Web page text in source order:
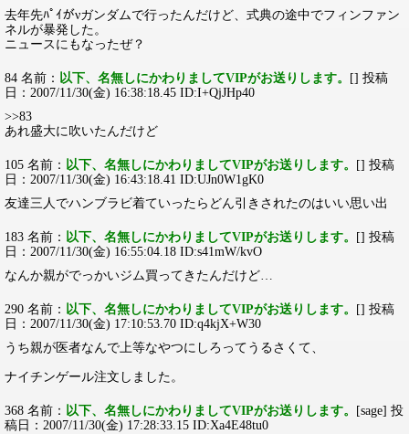
去年先ﾊﾟｲがνガンダムで行ったんだけど、式典の途中でフィンファン
ネルが暴発した。
ニュースにもなったぜ？
84 名前： 以下、名無しにかわりましてVIPがお送りします。
[] 投稿
日：2007/11/30(金) 16:38:18.45 ID:I+QjJHp40
>>83
あれ盛大に吹いたんだけど
105 名前： 以下、名無しにかわりましてVIPがお送りします。
[] 投稿
日：2007/11/30(金) 16:43:18.41 ID:UJn0W1gK0
友達三人でハンブラビ着ていったらどん引きされたのはいい思い出
183 名前： 以下、名無しにかわりましてVIPがお送りします。
[] 投稿
日：2007/11/30(金) 16:55:04.18 ID:s41mW/kvO
なんか親がでっかいジム買ってきたんだけど…
290 名前： 以下、名無しにかわりましてVIPがお送りします。
[] 投稿
日：2007/11/30(金) 17:10:53.70 ID:q4kjX+W30
うち親が医者なんで上等なやつにしろってうるさくて、
ナイチンゲール注文しました。
368 名前： 以下、名無しにかわりましてVIPがお送りします。
[sage] 投
稿日：2007/11/30(金) 17:28:33.15 ID:Xa4E48tu0